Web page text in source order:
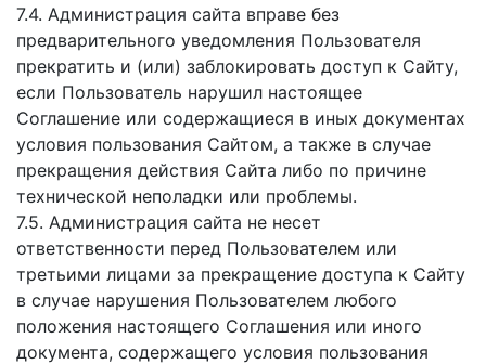
7.4. Администрация сайта вправе без
предварительного уведомления Пользователя
прекратить и (или) заблокировать доступ к Сайту,
если Пользователь нарушил настоящее
Соглашение или содержащиеся в иных документах
условия пользования Сайтом, а также в случае
прекращения действия Сайта либо по причине
технической неполадки или проблемы.
7.5. Администрация сайта не несет
ответственности перед Пользователем или
третьими лицами за прекращение доступа к Сайту
в случае нарушения Пользователем любого
положения настоящего Соглашения или иного
документа, содержащего условия пользования